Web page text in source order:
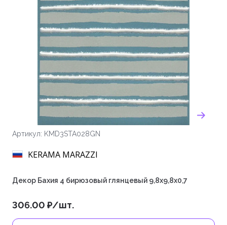
Артикул: KMD3STA028GN
KERAMA MARAZZI
Декор Бахия 4 бирюзовый глянцевый 9,8x9,8x0,7
306.00 ₽/шт.